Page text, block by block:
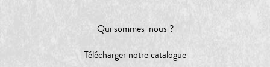
Qui sommes-nous ?
Télécharger notre catalogue